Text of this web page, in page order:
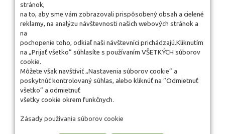
stránok,
na to, aby sme vám zobrazovali prispôsobený obsah a cielené
reklamy, na analýzu návštevnosti našich webových stránok a
na
pochopenie toho, odkiaľ naši návštevníci prichádzajú.Kliknutím
na „Prijať všetko” súhlasíte s používaním VŠETKÝCH súborov
cookie.
Môžete však navštíviť „Nastavenia súborov cookie” a
poskytnúť kontrolovaný súhlas, alebo kliknúť na “Odmietnuť
všetko” a odmietnuť
všetky cookie okrem funkčnych.
Zásady používania súborov cookie